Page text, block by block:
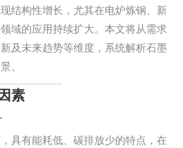
结构性增长，尤其在电炉炼钢、新
域的应用持续扩大。本文将从需求
及未来趋势等维度，系统解析石墨
。
素
具有能耗低、碳排放少的特点，在